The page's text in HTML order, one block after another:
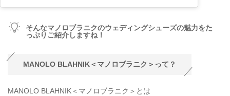
そんなマノロブラニクのウェディングシューズの魅力をた
っぷりご紹介しますね！
MANOLO BLAHNIK＜マノロブラニク＞って？
MANOLO BLAHNIK＜マノロブラニク＞とは